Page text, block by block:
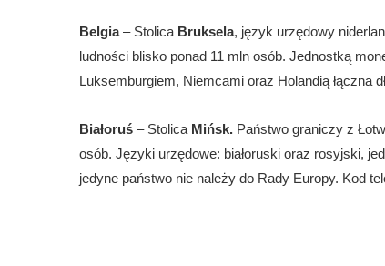
Belgia– Stolica Bruksela, język urzędowy
ludności blisko ponad 11 mln osób. Jednostką
Luksemburgiem, Niemcami oraz Holandią łączna
Białoruś – Stolica Mińsk. Państwo graniczy z
osób. Języki urzędowe: białoruski oraz rosyjski,
jedyne państwo nie należy do Rady Europy. Kod